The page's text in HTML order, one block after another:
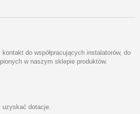
kontakt do współpracujących instalatorów, do
w naszym sklepie produktów.
uzyskać dotacje.